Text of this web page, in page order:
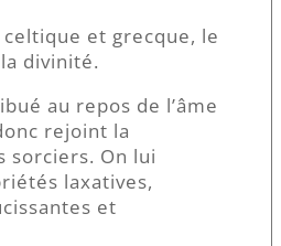
et grecque, le
divinité.
au repos de l’âme
rejoint la
sorciers. On lui
laxatives,
et